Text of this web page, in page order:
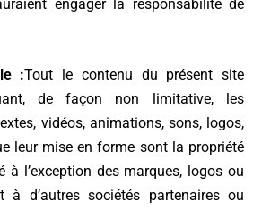
engager la responsabilité de
:Tout le contenu du présent site
de façon non limitative, les
vidéos, animations, sons, logos,
leur mise en forme sont la propriété
à l’exception des marques, logos ou
à d’autres sociétés partenaires ou